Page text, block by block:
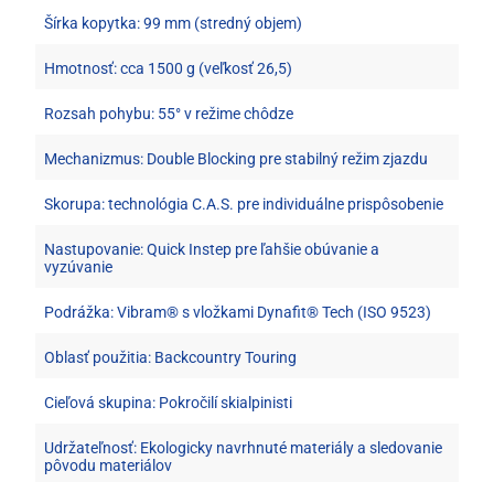
Šírka kopytka: 99 mm (stredný objem)
Hmotnosť: cca 1500 g (veľkosť 26,5)
Rozsah pohybu: 55° v režime chôdze
Mechanizmus: Double Blocking pre stabilný režim zjazdu
Skorupa: technológia C.A.S. pre individuálne prispôsobenie
Nastupovanie: Quick Instep pre ľahšie obúvanie a
vyzúvanie
Podrážka: Vibram® s vložkami Dynafit® Tech (ISO 9523)
Oblasť použitia: Backcountry Touring
Cieľová skupina: Pokročilí skialpinisti
Udržateľnosť: Ekologicky navrhnuté materiály a sledovanie
pôvodu materiálov